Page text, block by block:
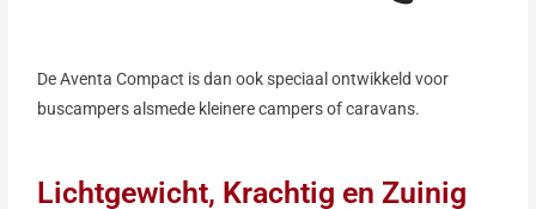
De Aventa Compact is dan ook speciaal ontwikkeld voor
buscampers alsmede kleinere campers of caravans.
Lichtgewicht, Krachtig en Zuinig